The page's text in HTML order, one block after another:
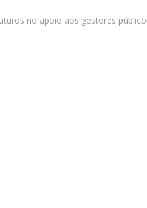
no apoio aos gestores